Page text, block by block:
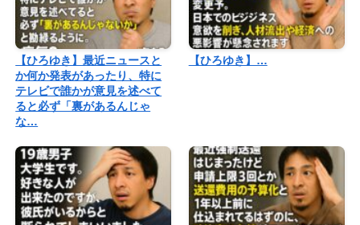
【ひろゆき】最近ニュースと
か何か発表があったり、特に
テレビで誰かが意見を述べて
ると必ず「裏があるんじゃ
な…
【ひろゆき】…